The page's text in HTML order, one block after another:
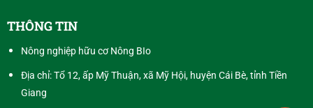
THÔNG TIN
Nông nghiệp hữu cơ Nông BIo
Địa chỉ: Tổ 12, ấp Mỹ Thuận, xã Mỹ Hội, huyện Cái Bè, tỉnh Tiền
Giang